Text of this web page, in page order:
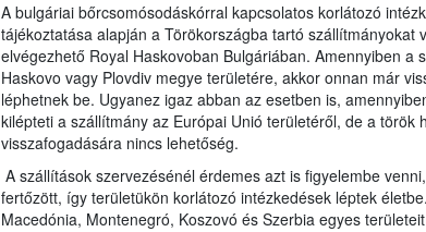
A bulgáriai bőrcsomósodáskórral kapcsolatos korlátozó
tájékoztatása alapján a Törökországba tartó szállítmányokat
elvégezhető Royal Haskovoban Bulgáriában. Amennyiben a
Haskovo vagy Plovdiv megye területére, akkor onnan már
léphetnek be. Ugyanez igaz abban az esetben is,
kilépteti a szállítmány az Európai Unió területéről, de a török
visszafogadására nincs lehetőség.
A szállítások szervezésénél érdemes azt is figyelembe
fertőzött, így területükön korlátozó intézkedések léptek
Macedónia, Montenegró, Koszovó és Szerbia egyes